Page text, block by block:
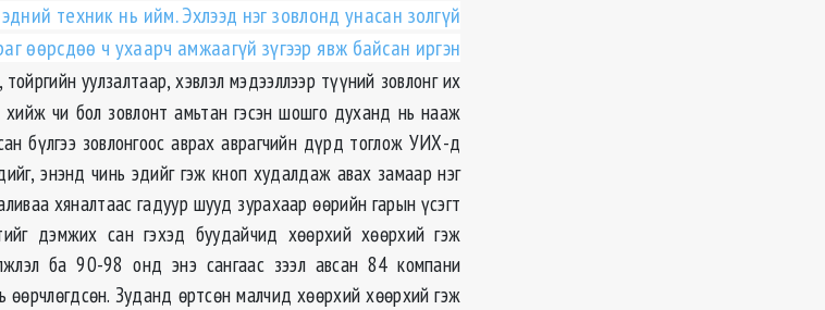
техник нь ийм. Эхлээд нэг зовлонд унасан золгүй
өөрсдөө ч ухаарч амжаагүй зүгээр явж байсан иргэн
уулзалтаар, хэвлэл мэдээллээр түүний зовлонг их
хийж чи бол зовлонт амьтан гэсэн шошго духанд нь нааж
бүлгээ зовлонгоос аврах аврагчийн дүрд тоглож УИХ-д
энэнд чинь эдийг гэж кноп худалдаж авах замаар нэг
хяналтаас гадуур шууд зурахаар өөрийн гарын үсэгт
дэмжих сан гэхэд буудайчид хөөрхий хөөрхий гэж
ба 90-98 онд энэ сангаас зээл авсан 84 компани
Зуданд өртсөн малчид хөөрхий хөөрхий гэж